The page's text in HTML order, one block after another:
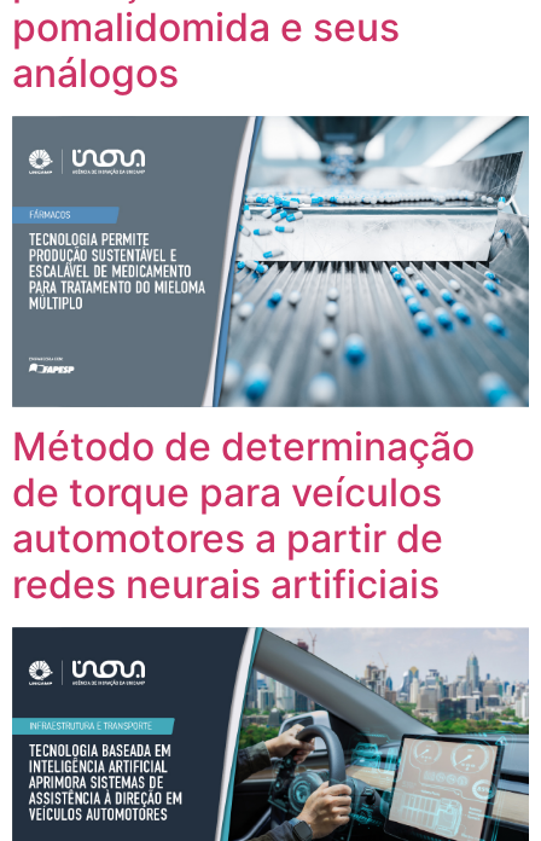
pomalidomida e seus
análogos
Método de determinação
de torque para veículos
automotores a partir de
redes neurais artificiais